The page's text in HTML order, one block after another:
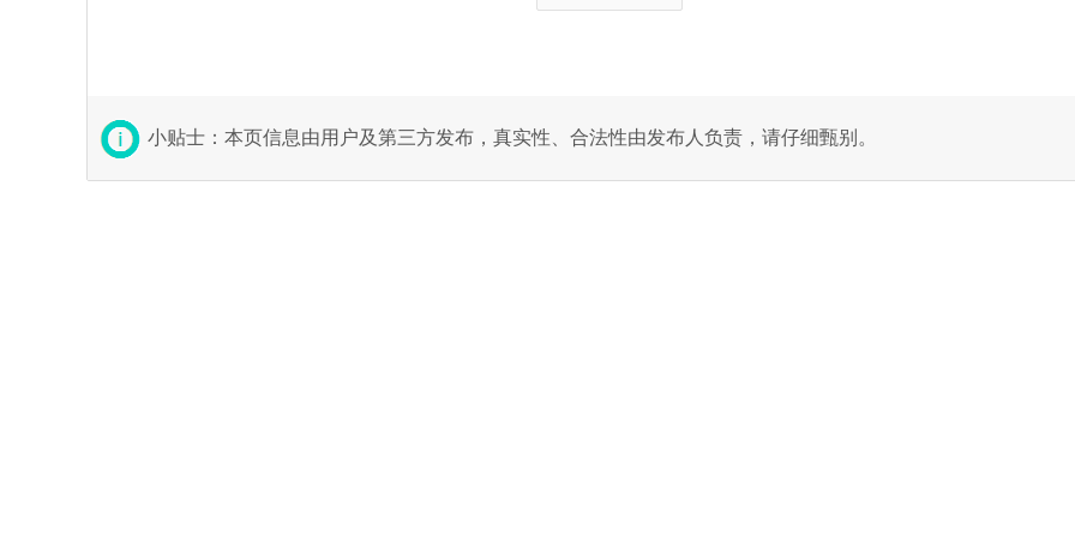
小贴士：本页信息由用户及第三方发布，真实性、合法性由发布人负责，请仔细甄别。